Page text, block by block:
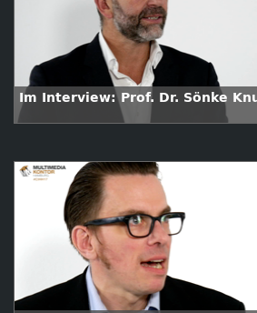
Im Interview: Prof. Dr. Sönke